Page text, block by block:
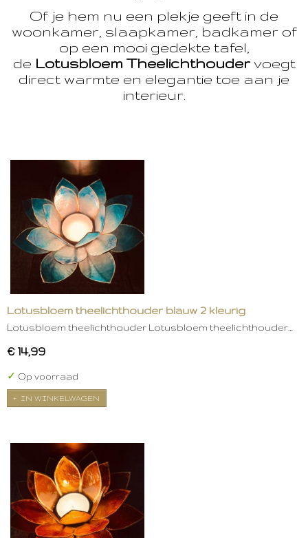
Of je hem nu een plekje geeft in de
woonkamer, slaapkamer, badkamer of
op een mooi gedekte tafel,
de Lotusbloem Theelichthoudervoegt
direct warmte en elegantie toe aan je
interieur.
Lotusbloem theelichthouder blauw 2 kleurig
Lotusbloem theelichthouder Lotusbloem theelichthouder…
€ 14,99
✓ Op voorraad
IN WINKELWAGEN